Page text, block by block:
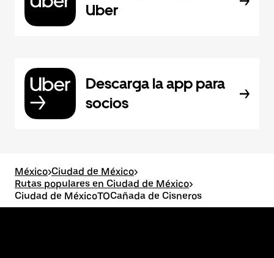
Uber
Descarga la app para
socios
México>Ciudad de México>
Rutas populares en Ciudad de México>
Ciudad de MéxicoTOCañada de Cisneros